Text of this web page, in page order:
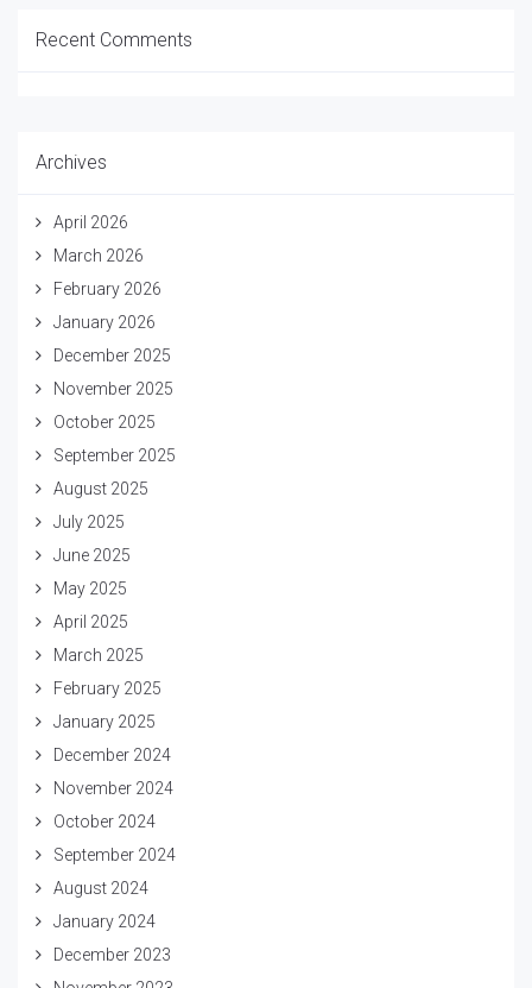
Recent Comments
Archives
April 2026
March 2026
February 2026
January 2026
December 2025
November 2025
October 2025
September 2025
August 2025
July 2025
June 2025
May 2025
April 2025
March 2025
February 2025
January 2025
December 2024
November 2024
October 2024
September 2024
August 2024
January 2024
December 2023